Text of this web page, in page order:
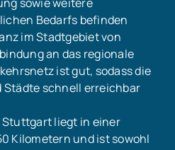
Bedarfs befinden
im Stadtgebiet von
an das regionale
ist gut, sodass die
Städte schnell erreichbar
liegt in einer
Kilometern und ist sowohl